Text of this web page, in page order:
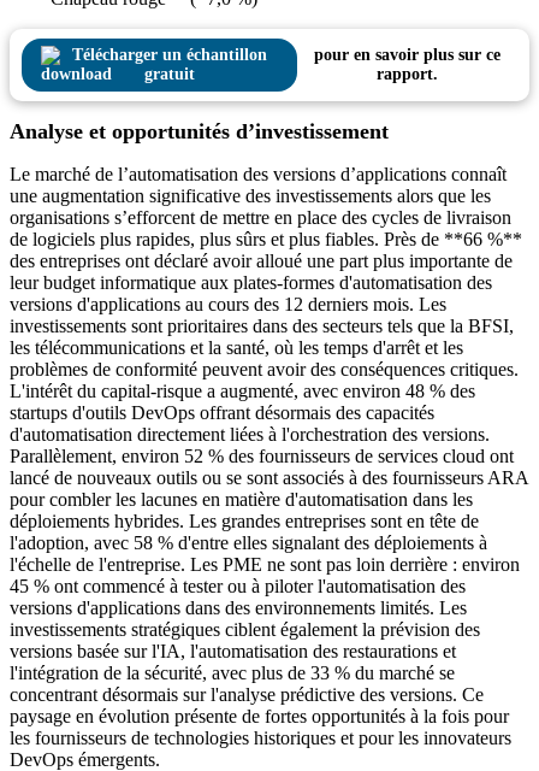
Télécharger un échantillon
gratuit
pour en savoir plus sur ce
rapport.
Analyse et opportunités d’investissement
Le marché de l’automatisation des versions d’applications connaît
une augmentation significative des investissements alors que les
organisations s’efforcent de mettre en place des cycles de livraison
de logiciels plus rapides, plus sûrs et plus fiables. Près de **66 %**
des entreprises ont déclaré avoir alloué une part plus importante de
leur budget informatique aux plates-formes d'automatisation des
versions d'applications au cours des 12 derniers mois. Les
investissements sont prioritaires dans des secteurs tels que la BFSI,
les télécommunications et la santé, où les temps d'arrêt et les
problèmes de conformité peuvent avoir des conséquences critiques.
L'intérêt du capital-risque a augmenté, avec environ 48 % des
startups d'outils DevOps offrant désormais des capacités
d'automatisation directement liées à l'orchestration des versions.
Parallèlement, environ 52 % des fournisseurs de services cloud ont
lancé de nouveaux outils ou se sont associés à des fournisseurs ARA
pour combler les lacunes en matière d'automatisation dans les
déploiements hybrides. Les grandes entreprises sont en tête de
l'adoption, avec 58 % d'entre elles signalant des déploiements à
l'échelle de l'entreprise. Les PME ne sont pas loin derrière : environ
45 % ont commencé à tester ou à piloter l'automatisation des
versions d'applications dans des environnements limités. Les
investissements stratégiques ciblent également la prévision des
versions basée sur l'IA, l'automatisation des restaurations et
l'intégration de la sécurité, avec plus de 33 % du marché se
concentrant désormais sur l'analyse prédictive des versions. Ce
paysage en évolution présente de fortes opportunités à la fois pour
les fournisseurs de technologies historiques et pour les innovateurs
DevOps émergents.